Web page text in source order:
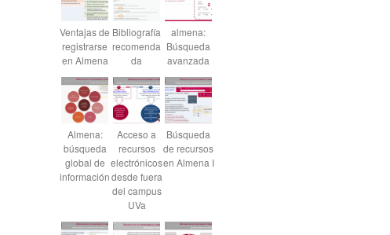
Ventajas de
registrarse
en Almena
Bibliografía
recomenda
da
almena:
Búsqueda
avanzada
Almena:
búsqueda
global de
información
Acceso a
recursos
electrónicos
desde fuera
del campus
UVa
Búsqueda
de recursos
en Almena I